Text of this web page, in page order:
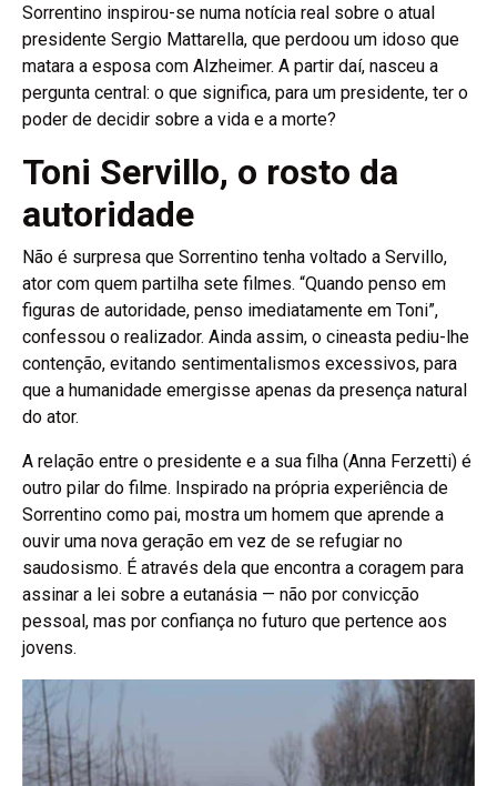
Sorrentino inspirou-se numa notícia real sobre o atual
presidente Sergio Mattarella, que perdoou um idoso que
matara a esposa com Alzheimer. A partir daí, nasceu a
pergunta central: o que significa, para um presidente, ter o
poder de decidir sobre a vida e a morte?
Toni Servillo, o rosto da
autoridade
Não é surpresa que Sorrentino tenha voltado a Servillo,
ator com quem partilha sete filmes. “Quando penso em
figuras de autoridade, penso imediatamente em Toni”,
confessou o realizador. Ainda assim, o cineasta pediu-lhe
contenção, evitando sentimentalismos excessivos, para
que a humanidade emergisse apenas da presença natural
do ator.
A relação entre o presidente e a sua filha (Anna Ferzetti) é
outro pilar do filme. Inspirado na própria experiência de
Sorrentino como pai, mostra um homem que aprende a
ouvir uma nova geração em vez de se refugiar no
saudosismo. É através dela que encontra a coragem para
assinar a lei sobre a eutanásia — não por convicção
pessoal, mas por confiança no futuro que pertence aos
jovens.